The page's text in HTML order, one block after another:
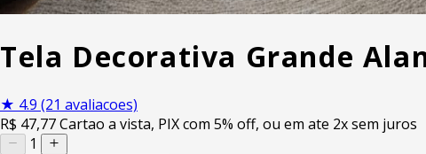
Tela Decorativa Grande
★ 4.9 (21 avaliacoes)
R$ 47,77Cartao a vista, PIX com 5% off, ou em ate 2x sem juros
1